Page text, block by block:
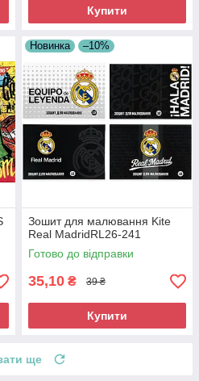
Купити
Новинка –10%
Зошит для малювання Kite
Real MadridRL26-241
Готово до відправки
35,10 ₴ 39 ₴
Купити
ще